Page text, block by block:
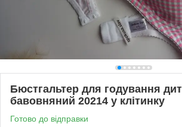
Бюстгальтер для годування
бавовняний 20214 у клітинку
Готово до відправки